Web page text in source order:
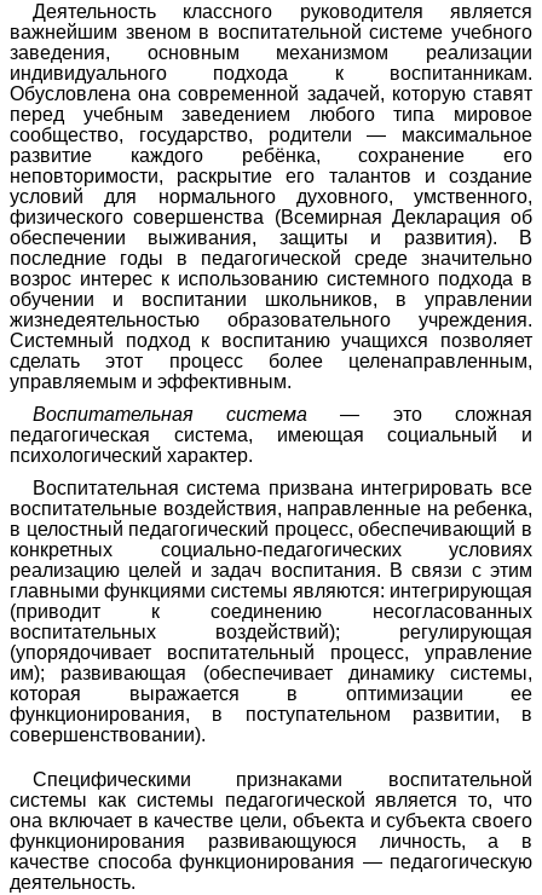
Деятельность классного руководителя является
важнейшим звеном в воспитательной системе учебного
заведения, основным механизмом реализации
индивидуального подхода к воспитанникам.
Обусловлена она современной задачей, которую ставят
перед учебным заведением любого типа мировое
сообщество, государство, родители — максимальное
развитие каждого ребёнка, сохранение его
неповторимости, раскрытие его талантов и создание
условий для нормального духовного, умственного,
физического совершенства (Всемирная Декларация об
обеспечении выживания, защиты и развития). В
последние годы в педагогической среде значительно
возрос интерес к использованию системного подхода в
обучении и воспитании школьников, в управлении
жизнедеятельностью образовательного учреждения.
Системный подход к воспитанию учащихся позволяет
сделать этот процесс более целенаправленным,
управляемым и эффективным.
Воспитательная система — это сложная
педагогическая система, имеющая социальный и
психологический характер.
Воспитательная система призвана интегрировать все
воспитательные воздействия, направленные на ребенка,
в целостный педагогический процесс, обеспечивающий в
конкретных социально-педагогических условиях
реализацию целей и задач воспитания. В связи с этим
главными функциями системы являются: интегрирующая
(приводит к соединению несогласованных
воспитательных воздействий); регулирующая
(упорядочивает воспитательный процесс, управление
им); развивающая (обеспечивает динамику системы,
которая выражается в оптимизации ее
функционирования, в поступательном развитии, в
совершенствовании).
Специфическими признаками воспитательной
системы как системы педагогической является то, что
она включает в качестве цели, объекта и субъекта своего
функционирования развивающуюся личность, а в
качестве способа функционирования — педагогическую
деятельность.